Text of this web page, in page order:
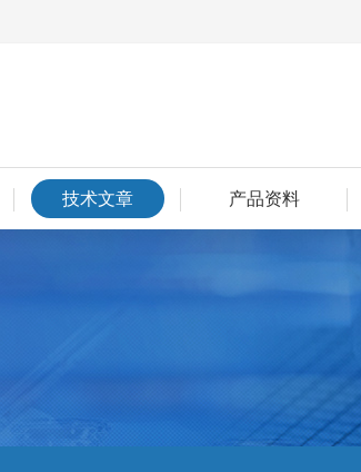
技术文章 产品资料